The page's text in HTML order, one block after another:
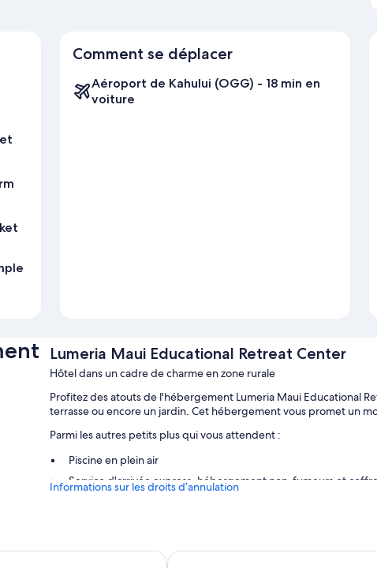
Comment se déplacer
Aéroport de Kahului (OGG) - 18 min en
voiture
Lumeria Maui Educational Retreat Center
Hôtel dans un cadre de charme en zone rurale
Profitez des atouts de l'hébergement Lumeria Maui Educational
terrasse ou encore un jardin. Cet hébergement vous promet un
Parmi les autres petits plus qui vous attendent :
Piscine en plein air
Service d'arrivée express, hébergement non-fumeurs et
Toutes les chambres bénéficient d'un ameublement
Informations sur les droits d’annulation
& Suites Maui North ShoreCourtyard Maui Kahului Airport